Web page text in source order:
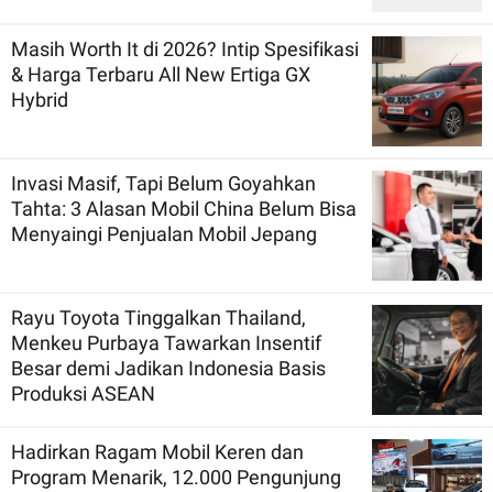
Masih Worth It di 2026? Intip Spesifikasi
& Harga Terbaru All New Ertiga GX
Hybrid
Invasi Masif, Tapi Belum Goyahkan
Tahta: 3 Alasan Mobil China Belum Bisa
Menyaingi Penjualan Mobil Jepang
Rayu Toyota Tinggalkan Thailand,
Menkeu Purbaya Tawarkan Insentif
Besar demi Jadikan Indonesia Basis
Produksi ASEAN
Hadirkan Ragam Mobil Keren dan
Program Menarik, 12.000 Pengunjung